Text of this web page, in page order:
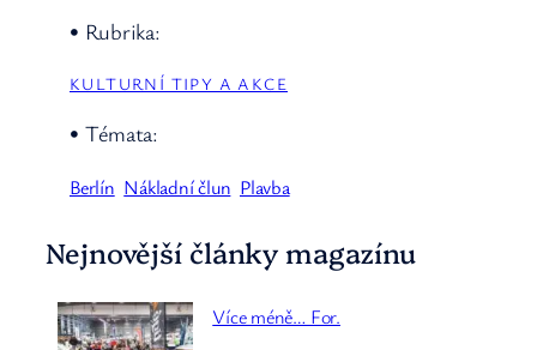
• Rubrika:
KULTURNÍ TIPY A AKCE
• Témata:
Berlín Nákladní člun Plavba
Nejnovější články magazínu
Více méně… For.